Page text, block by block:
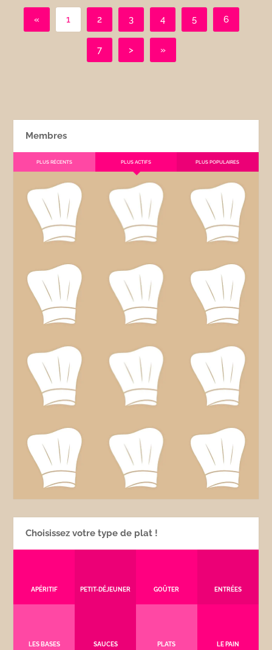
« 1 2 3 4 5 6
7 > »
Membres
PLUS RÉCENTS PLUS ACTIFS PLUS POPULAIRES
Choisissez votre type de plat !
APÉRITIF PETIT-DÉJEUNER GOÛTER ENTRÉES
LES BASES SAUCES PLATS LE PAIN